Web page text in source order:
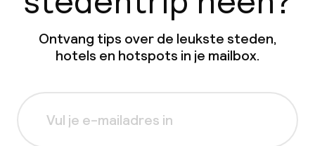
Ontvang tips over de leukste steden,
hotels en hotspots in je mailbox.